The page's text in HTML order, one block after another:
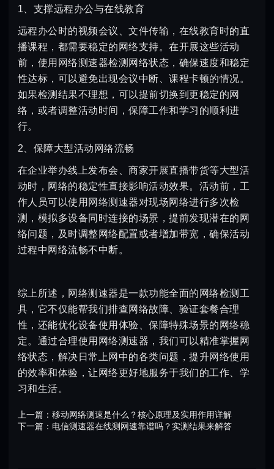
1、支撑远程办公与在线教育
远程办公时的视频会议、文件传输，在线教育时的直
播课程，都需要稳定的网络支持。在开展这些活动
前，使用网络测速器检测网络状态，确保速度和稳定
性达标，可以避免出现会议中断、课程卡顿的情况。
如果检测结果不理想，可以提前切换到更稳定的网
络，或者调整活动时间，保障工作和学习的顺利进
行。
2、保障大型活动网络流畅
在企业举办线上发布会、商家开展直播带货等大型活
动时，网络的稳定性直接影响活动效果。活动前，工
作人员可以使用网络测速器对现场网络进行多次检
测，模拟多设备同时连接的场景，提前发现潜在的网
络问题，及时调整网络配置或者增加带宽，确保活动
过程中网络流畅不中断。
综上所述，网络测速器是一款功能全面的网络检测工
具，它不仅能帮我们排查网络故障、验证套餐合理
性，还能优化设备使用体验、保障特殊场景的网络稳
定。通过合理使用网络测速器，我们可以精准掌握网
络状态，解决日常上网中的各类问题，提升网络使用
的效率和体验，让网络更好地服务于我们的工作、学
习和生活。
上一篇： 移动网络测速是什么？核心原理及实用作用详解
下一篇： 电信测速器在线测网速靠谱吗？实测结果来解答